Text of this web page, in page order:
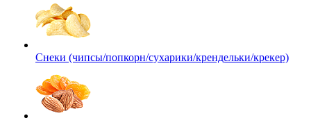
Снеки (чипсы/попкорн/сухарики/крендельки/крекер)